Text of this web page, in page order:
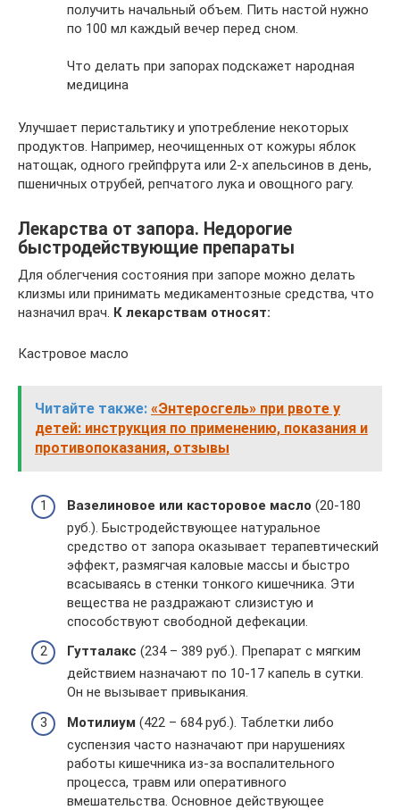
получить начальный объем. Пить настой нужно
по 100 мл каждый вечер перед сном.
Что делать при запорах подскажет народная
медицина
Улучшает перистальтику и употребление некоторых
продуктов. Например, неочищенных от кожуры яблок
натощак, одного грейпфрута или 2-х апельсинов в день,
пшеничных отрубей, репчатого лука и овощного рагу.
Лекарства от запора. Недорогие
быстродействующие препараты
Для облегчения состояния при запоре можно делать
клизмы или принимать медикаментозные средства, что
назначил врач. К лекарствам относят:
Кастровое масло
Читайте также: «Энтеросгель» при рвоте у
детей: инструкция по применению, показания и
противопоказания, отзывы
Вазелиновое или касторовое масло (20-180
руб.). Быстродействующее натуральное
средство от запора оказывает терапевтический
эффект, размягчая каловые массы и быстро
всасываясь в стенки тонкого кишечника. Эти
вещества не раздражают слизистую и
способствуют свободной дефекации.
Гутталакс (234 – 389 руб.). Препарат с мягким
действием назначают по 10-17 капель в сутки.
Он не вызывает привыкания.
Мотилиум (422 – 684 руб.). Таблетки либо
суспензия часто назначают при нарушениях
работы кишечника из-за воспалительного
процесса, травм или оперативного
вмешательства. Основное действующее